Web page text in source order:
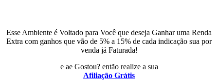
Esse Ambiente é Voltado para Você que deseja Ganhar uma Renda
Extra com ganhos que vão de 5% a 15% de cada indicação sua por
venda já Faturada!
e ae Gostou? então realize a sua
Afiliação Grátis